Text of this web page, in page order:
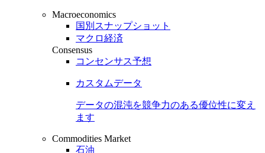
Macroeconomics
国別スナップショット
マクロ経済
Consensus
コンセンサス予想
カスタムデータ
データの混沌を競争力のある優位性に変え
ます
Commodities Market
石油